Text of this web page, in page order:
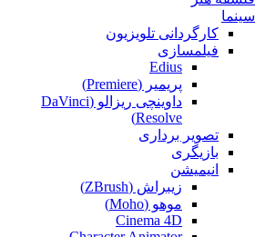
سینما
کارگردانی تلویزیون
فیلمسازی
Edius
پریمیر (Premiere)
داوینچی ریزالو (DaVinci
Resolve)
تصویر برداری
بازیگری
انیمیشن
زیبراش (ZBrush)
موهو (Moho)
Cinema 4D